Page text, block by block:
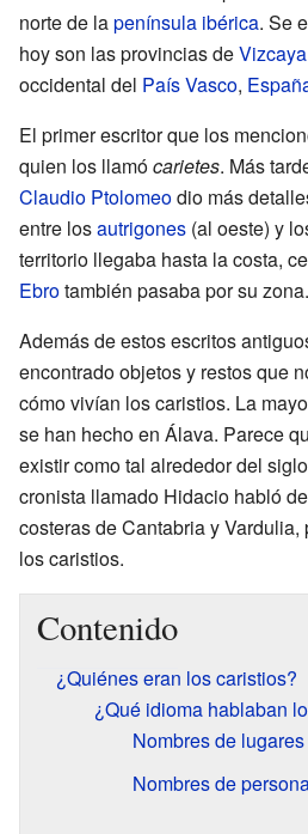
norte de lapenínsula ibérica. Se
hoy son las provincias deVizcaya
occidental del País Vasco,
El primer escritor que los
quien los llamócarietes. Más
Claudio Ptolomeodio más
entre losautrigones (al oeste) y
territorio llegaba hasta la costa,
Ebrotambién pasaba por su zona.
Además de estos escritos
encontrado objetos y restos que
cómo vivían los caristios. La
se han hecho en Álava. Parece
existir como tal alrededor del siglo
cronista llamado Hidacio habló
costeras de Cantabria y
los caristios.
Contenido
¿Quiénes eran los caristios?
¿Qué idioma hablaban
Nombres de
Nombres de